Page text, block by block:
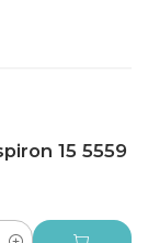
15 5559